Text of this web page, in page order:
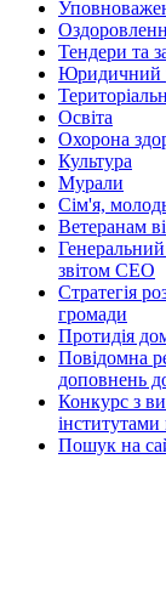
Тендери та
Юридичний
Освіта
Охорона
Культура
Мурали
Сім'я,
Ветеранам
звітом СЕО
Стратегія
громади
Протидія
Повідомна
доповнень
Конкурс з
інститутами
Пошук на